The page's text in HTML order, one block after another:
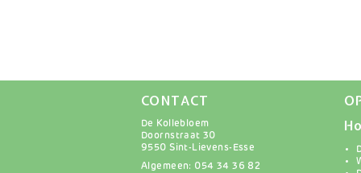
CONTACT
De Kollebloem
Doornstraat 30
9550 Sint-Lievens-Esse
Algemeen: 054 34 36 82